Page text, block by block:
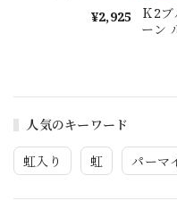
人気のキーワード
虹入り 虹 パーマ
¥2,925
Ｋ2
ーン